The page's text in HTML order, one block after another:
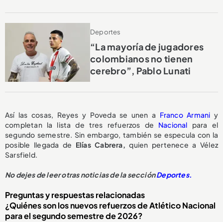
Deportes
“La mayoría de jugadores
colombianos no tienen
cerebro”, Pablo Lunati
Así las cosas, Reyes y Poveda se unen a Franco Armani y
completan la lista de tres refuerzos de Nacional para el
segundo semestre. Sin embargo, también se especula con la
posible llegada de Elías Cabrera, quien pertenece a Vélez
Sarsfield.
No dejes de leer otras noticias de la secciónDeportes.
Preguntas y respuestas relacionadas
¿Quiénes son los nuevos refuerzos de Atlético Nacional
para el segundo semestre de 2026?